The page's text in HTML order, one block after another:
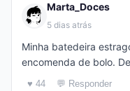
Marta_Doces
5 dias atrás
Minha batedeira
encomenda de bolo.
♥ 44 💬 Responder